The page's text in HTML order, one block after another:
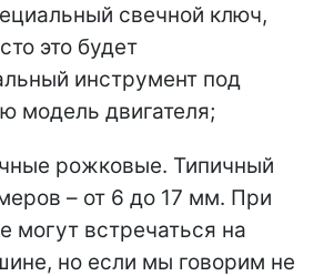
свечной ключ,
это будет
инструмент под
модель двигателя;
рожковые. Типичный
– от 6 до 17 мм. При
могут встречаться на
но если мы говорим не